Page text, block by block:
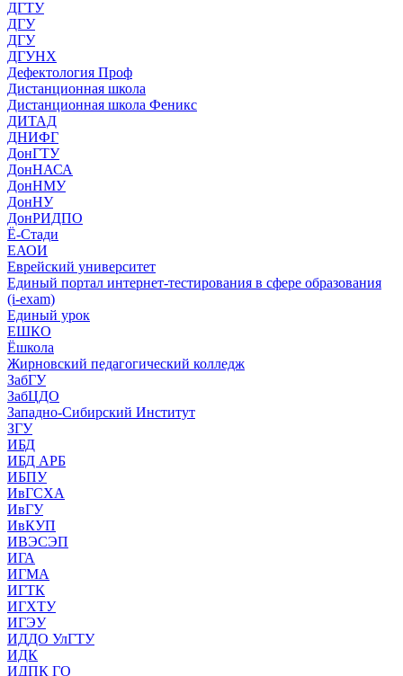
ДГТУ
ДГУ
ДГУ
ДГУНХ
Дефектология Проф
Дистанционная школа
Дистанционная школа Феникс
ДИТАД
ДНИФГ
ДонГТУ
ДонНАСА
ДонНМУ
ДонНУ
ДонРИДПО
Ё-Стади
ЕАОИ
Еврейский университет
Единый портал интернет-тестирования в сфере образования
(i-exam)
Единый урок
ЕШКО
Ёшкола
Жирновский педагогический колледж
ЗабГУ
ЗабЦДО
Западно-Сибирский Институт
ЗГУ
ИБД
ИБД АРБ
ИБПУ
ИвГСХА
ИвГУ
ИвКУП
ИВЭСЭП
ИГА
ИГМА
ИГТК
ИГХТУ
ИГЭУ
ИДДО УлГТУ
ИДК
ИДПК ГО